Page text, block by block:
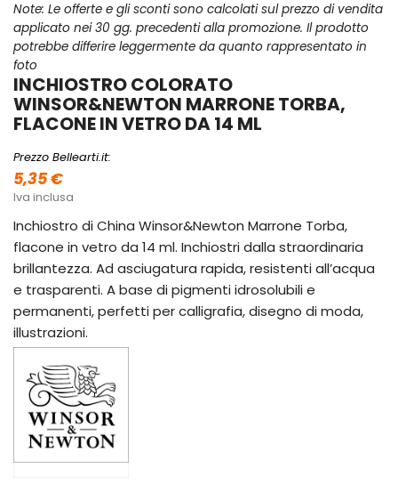
Note: Le offerte e gli sconti sono calcolati sul prezzo di vendita
applicato nei 30 gg. precedenti alla promozione. Il prodotto
potrebbe differire leggermente da quanto rappresentato in
foto
INCHIOSTRO COLORATO
WINSOR&NEWTON MARRONE TORBA,
FLACONE IN VETRO DA 14 ML
Prezzo Bellearti.it:
5,35 €
Iva inclusa
Inchiostro di China Winsor&Newton Marrone Torba,
flacone in vetro da 14 ml. Inchiostri dalla straordinaria
brillantezza. Ad asciugatura rapida, resistenti all’acqua
e trasparenti. A base di pigmenti idrosolubili e
permanenti, perfetti per calligrafia, disegno di moda,
illustrazioni.